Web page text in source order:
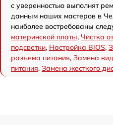
с уверенностью выполнят
данным наших мастеров в
наиболее востребованы
материнской платы, Чистка
подсветки, Настройка BIOS,
разъема питания, Замена
питания, Замена жесткого